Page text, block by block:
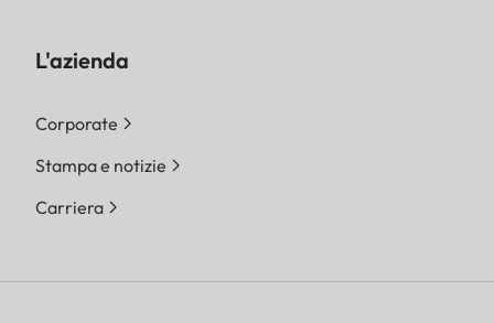
L'azienda
Corporate
Stampa e notizie
Carriera